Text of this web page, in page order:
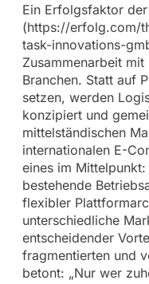
Ein Erfolgsfaktor
(https://erfolg.com/
task-innovations-
Zusammenarbeit
Branchen. Statt auf
setzen, werden
konzipiert und
mittelständischen
internationalen E-
eines im
bestehende
flexibler
unterschiedliche
entscheidender
fragmentierten und
betont: „Nur wer